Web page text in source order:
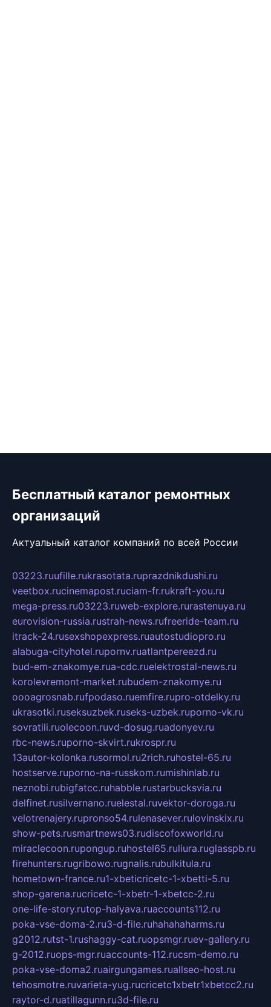
Бесплатный каталог ремонтных
организаций
Актуальный каталог компаний по всей России
03223.ruufille.rukrasotata.ruprazdnikdushi.ru
veetbox.rucinemapost.ruciam-fr.rukraft-you.ru
mega-press.ru03223.ruweb-explore.rurastenuya.ru
eurovision-russia.rustrah-news.rufreeride-team.ru
itrack-24.rusexshopexpress.ruautostudiopro.ru
alabuga-cityhotel.rupornv.ruatlantpereezd.ru
bud-em-znakomye.rua-cdc.ruelektrostal-news.ru
korolevremont-market.rubudem-znakomye.ru
oooagrosnab.rufpodaso.ruemfire.rupro-otdelky.ru
ukrasotki.ruseksuzbek.ruseks-uzbek.ruporno-vk.ru
sovratili.ruolecoon.ruvd-dosug.ruadonyev.ru
rbc-news.ruporno-skvirt.rukrospr.ru
13autor-kolonka.rusormol.ru2rich.ruhostel-65.ru
hostserve.ruporno-na-russkom.rumishinlab.ru
neznobi.rubigfatcc.ruhabble.rustarbucksvia.ru
delfinet.rusilvernano.ruelestal.ruvektor-doroga.ru
velotrenajery.rupronso54.rulenasever.rulovinskix.ru
show-pets.rusmartnews03.rudiscofoxworld.ru
miraclecoon.rupongup.ruhostel65.ruliura.ruglasspb.ru
firehunters.rugribowo.rugnalis.rubulkitula.ru
hometown-france.ru1-xbeticricetc-1-xbetti-5.ru
shop-garena.rucricetc-1-xbetr-1-xbetcc-2.ru
one-life-story.rutop-halyava.ruaccounts112.ru
poka-vse-doma-2.ru3-d-file.ruhahahaharms.ru
g2012.rutst-1.rushaggy-cat.ruopsmgr.ruev-gallery.ru
g-2012.ruops-mgr.ruaccounts-112.rucsm-demo.ru
poka-vse-doma2.ruairgungames.ruallseo-host.ru
tehosmotre.ruvarieta-yug.rucricetc1xbetr1xbetcc2.ru
raytor-d.ruatillagunn.ru3d-file.ru